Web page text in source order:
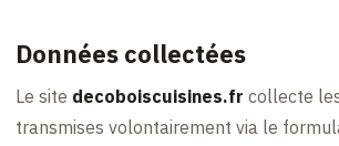
Données collectées
Le site decoboiscuisines.fr collecte
transmises volontairement via le